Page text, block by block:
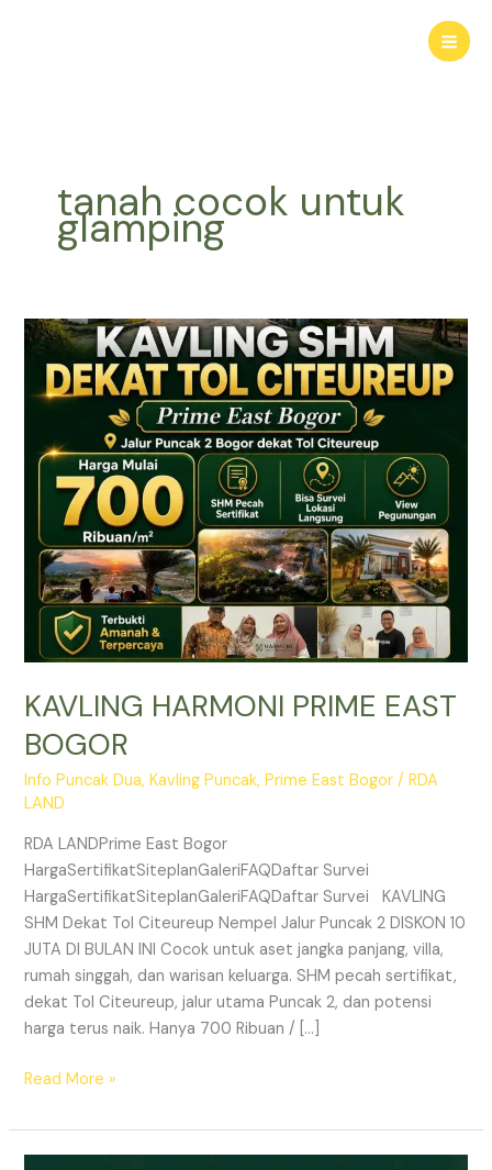
tanah cocok untuk
glamping
KAVLING HARMONI PRIME EAST
BOGOR
Info Puncak Dua,Kavling Puncak,Prime East Bogor /RDA
LAND
RDA LANDPrime East Bogor
HargaSertifikatSiteplanGaleriFAQDaftar Survei
HargaSertifikatSiteplanGaleriFAQDaftar Survei KAVLING
SHM Dekat Tol Citeureup Nempel Jalur Puncak 2 DISKON 10
JUTA DI BULAN INI Cocok untuk aset jangka panjang, villa,
rumah singgah, dan warisan keluarga. SHM pecah sertifikat,
dekat Tol Citeureup, jalur utama Puncak 2, dan potensi
harga terus naik. Hanya 700 Ribuan / […]
KAVLING
HARMONI
PRIME
EAST
Read More »